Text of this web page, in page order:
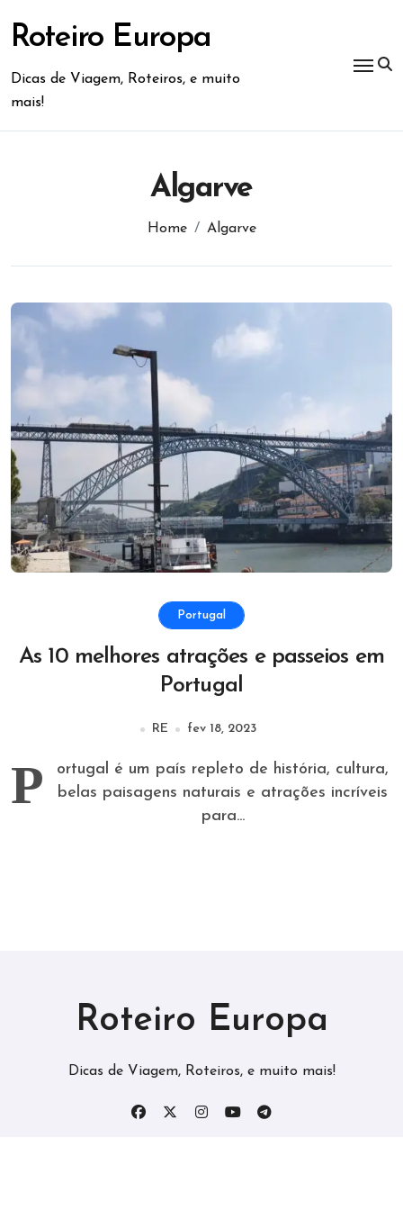
content
Roteiro Europa
Dicas de Viagem, Roteiros, e muito
mais!
Algarve
Home Algarve
Portugal
As 10 melhores atrações e passeios em
Portugal
RE fev 18, 2023
P
ortugal é um país repleto de história, cultura,
belas paisagens naturais e atrações incríveis
para...
Roteiro Europa
Dicas de Viagem, Roteiros, e muito mais!